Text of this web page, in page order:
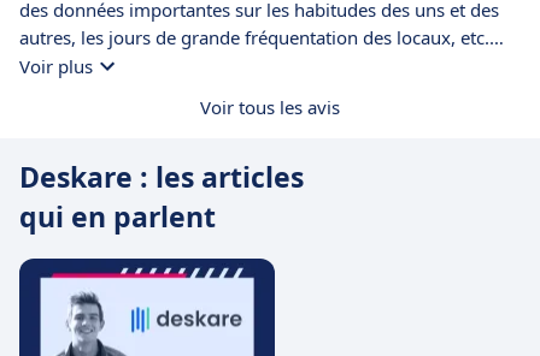
des données importantes sur les habitudes des uns et des
autres, les jours de grande fréquentation des locaux, etc.
Toutes ces données nous aident à définir notre politique de
Voir plus
Voir tous les avis
Deskare : les articles
qui en parlent